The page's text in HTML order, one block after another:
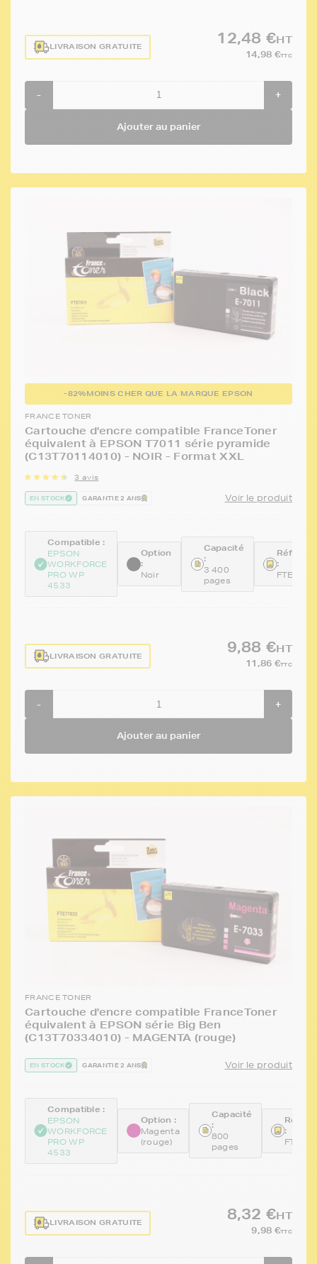
LIVRAISON GRATUITE
12,48 €HT
14,98 €TTC
- +
Ajouter au panier
-82%MOINS CHER QUE LA MARQUE EPSON
FRANCE TONER
Cartouche d'encre compatible FranceToner
équivalent à EPSON T7011 série pyramide
(C13T70114010) - NOIR - Format XXL
3 avis
EN STOCK GARANTIE 2 ANS Voir le produit
Compatible :
EPSON
WORKFORCE
PRO WP
4533
Option
:
Noir
Capacité
:
3 400
pages
:
LIVRAISON GRATUITE
9,88 €HT
11,86 €TTC
- +
Ajouter au panier
FRANCE TONER
Cartouche d'encre compatible FranceToner
équivalent à EPSON série Big Ben
(C13T70334010) - MAGENTA (rouge)
EN STOCK GARANTIE 2 ANS Voir le produit
Compatible :
EPSON
WORKFORCE
PRO WP
4533
Option :
Magenta
(rouge)
Capacité
:
800
pages
:
LIVRAISON GRATUITE
8,32 €HT
9,98 €TTC